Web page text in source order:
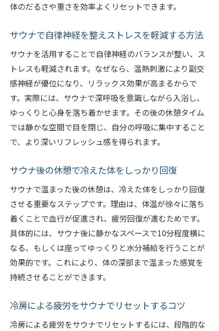
体のだるさや重さを効率よくリセットできます。
サウナで自律神経を整えストレスを軽減する方法
サウナを活用することで自律神経のバランスが整い、ス
トレスも軽減されます。なぜなら、温熱刺激により副交
感神経が優位になり、リラックス効果が高まるからで
す。実際には、サウナで深呼吸を意識しながら入浴し、
ゆっくりと心身を落ち着かせます。その後の休憩タイム
では静かな空間で目を閉じ、自分の呼吸に集中すること
で、より深いリフレッシュ感を得られます。
サウナ後の休憩で冷えた体をしっかり回復
サウナで温まった後の休憩は、冷えた体をしっかり回復
させる重要なステップです。理由は、体温が徐々に落ち
着くことで血行が促進され、疲労回復が進むためです。
具体的には、サウナ後に静かなスペースで10分程度横に
なる、もしくは座ってゆっくりと水分補給を行うことが
効果的です。これにより、体の深部まで温まった感覚を
持続させることができます。
冷房による疲労をサウナでリセットするコツ
冷房による疲労をサウナでリセットするには、段階的な